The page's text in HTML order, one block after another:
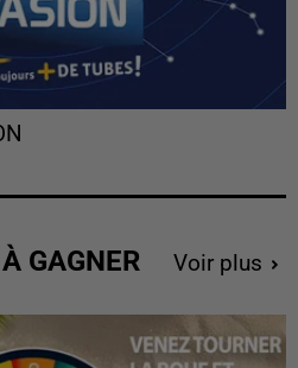
GAGNER Voir plus